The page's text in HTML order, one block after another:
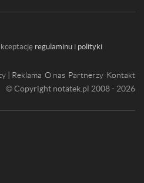
regulaminu i polityki
| Reklama O nas Partnerzy Kontakt
© Copyright notatek.pl 2008 - 2026